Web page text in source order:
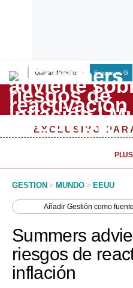
Últimas Noticias Empresas G
Lo último
Peru Quiosco
Management & Empleo
Perú
Política
EXCLUSIVO
PLUS
GESTION > MUNDO > EEUU
AñadirGestión como
Summers
riesgos de
inflación